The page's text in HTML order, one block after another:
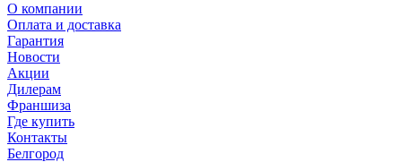
О компании
Оплата и доставка
Гарантия
Новости
Акции
Дилерам
Франшиза
Где купить
Контакты
Белгород